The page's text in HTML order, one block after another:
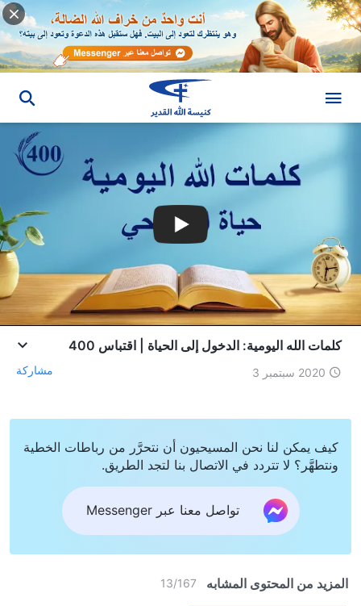
كلمات الله اليومية: الدخول إلى الحياة | اقتباس 400
2020 سبتمبر 3 مشاركة
كيف يمكن لنا نحن المسيحيون أن نتحرَّر من رباطات الخطية
ونتطهَّر؟ لا تتردد في الاتصال بنا لتجد الطريق.
تواصل معنا عبر Messenger
المزيد من المحتوى المشابه 13/167